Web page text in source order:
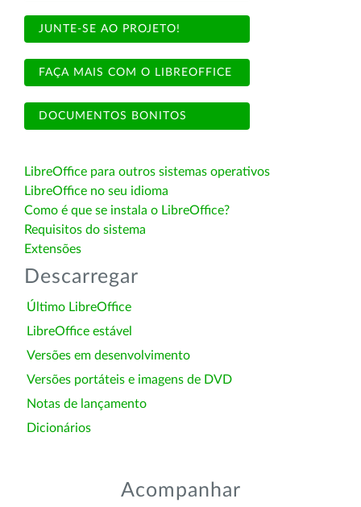
JUNTE-SE AO PROJETO!
FAÇA MAIS COM O LIBREOFFICE
DOCUMENTOS BONITOS
LibreOffice para outros sistemas operativos
LibreOffice no seu idioma
Como é que se instala o LibreOffice?
Requisitos do sistema
Extensões
Descarregar
Último LibreOffice
LibreOffice estável
Versões em desenvolvimento
Versões portáteis e imagens de DVD
Notas de lançamento
Dicionários
Acompanhar